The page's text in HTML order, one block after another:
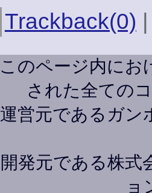
Trackback(0)
このページ内にお
された全ての
運営元であるガン
開発元である株式
ョ